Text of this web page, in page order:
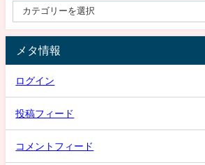
メタ情報
ログイン
投稿フィード
コメントフィード